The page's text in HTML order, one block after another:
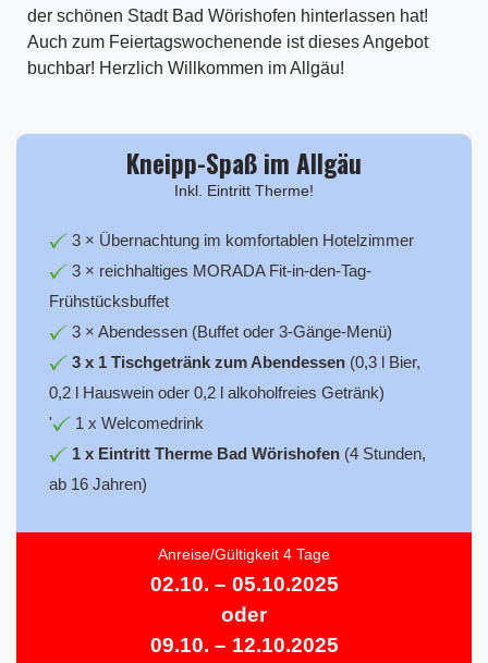
der schönen Stadt Bad Wörishofen hinterlassen hat!
Auch zum Feiertagswochenende ist dieses Angebot
buchbar! Herzlich Willkommen im Allgäu!
Kneipp-Spaß im Allgäu
Inkl. Eintritt Therme!
3 × Übernachtung im komfortablen Hotelzimmer
3 × reichhaltiges MORADA Fit-in-den-Tag-
Frühstücksbuffet
3 × Abendessen (Buffet oder 3-Gänge-Menü)
3 x 1 Tischgetränk zum Abendessen (0,3 l Bier,
0,2 l Hauswein oder 0,2 l alkoholfreies Getränk)
'
1 x Welcomedrink
1 x Eintritt Therme Bad Wörishofen (4 Stunden,
ab 16 Jahren)
Anreise/Gültigkeit 4 Tage
02.10. – 05.10.2025
oder
09.10. – 12.10.2025